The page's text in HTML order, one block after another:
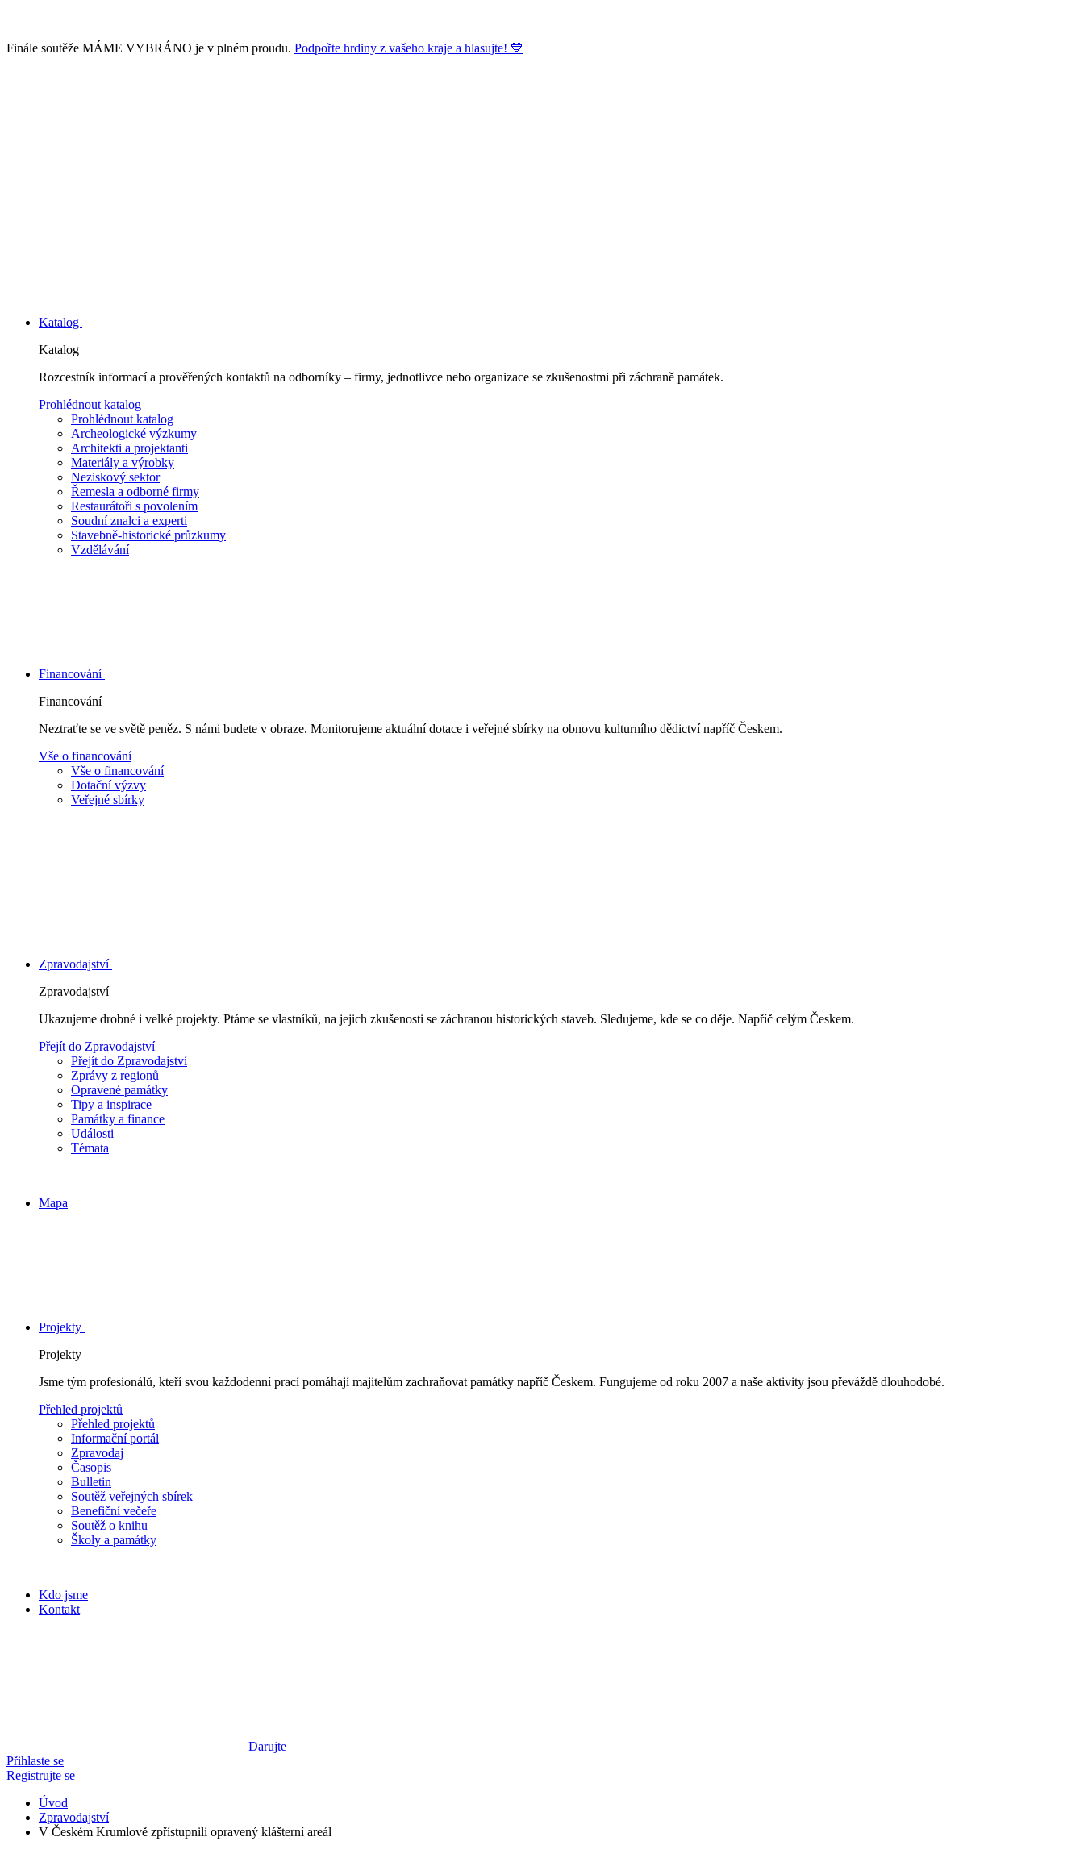
Finále soutěže MÁME VYBRÁNO je v plném proudu. Podpořte hrdiny z vašeho kraje a hlasujte! 💙
Katalog
Katalog
Rozcestník informací a prověřených kontaktů na odborníky – firmy, jednotlivce nebo organizace se zkušenostmi při záchraně památek.
Prohlédnout katalog
Prohlédnout katalog
Archeologické výzkumy
Architekti a projektanti
Materiály a výrobky
Neziskový sektor
Řemesla a odborné firmy
Restaurátoři s povolením
Soudní znalci a experti
Stavebně-historické průzkumy
Vzdělávání
Financování
Financování
Neztraťte se ve světě peněz. S námi budete v obraze. Monitorujeme aktuální dotace i veřejné sbírky na obnovu kulturního dědictví napříč Českem.
Vše o financování
Vše o financování
Dotační výzvy
Veřejné sbírky
Zpravodajství
Zpravodajství
Ukazujeme drobné i velké projekty. Ptáme se vlastníků, na jejich zkušenosti se záchranou historických staveb. Sledujeme, kde se co děje. Napříč celým Českem.
Přejít do Zpravodajství
Přejít do Zpravodajství
Zprávy z regionů
Opravené památky
Tipy a inspirace
Památky a finance
Události
Témata
Mapa
Projekty
Projekty
Jsme tým profesionálů, kteří svou každodenní prací pomáhají majitelům zachraňovat památky napříč Českem. Fungujeme od roku 2007 a naše aktivity jsou převáždě dlouhodobé.
Přehled projektů
Přehled projektů
Informační portál
Zpravodaj
Časopis
Bulletin
Soutěž veřejných sbírek
Benefiční večeře
Soutěž o knihu
Školy a památky
Kdo jsme
Kontakt
Darujte
Přihlaste se
Registrujte se
Úvod
Zpravodajství
V Českém Krumlově zpřístupnili opravený klášterní areál